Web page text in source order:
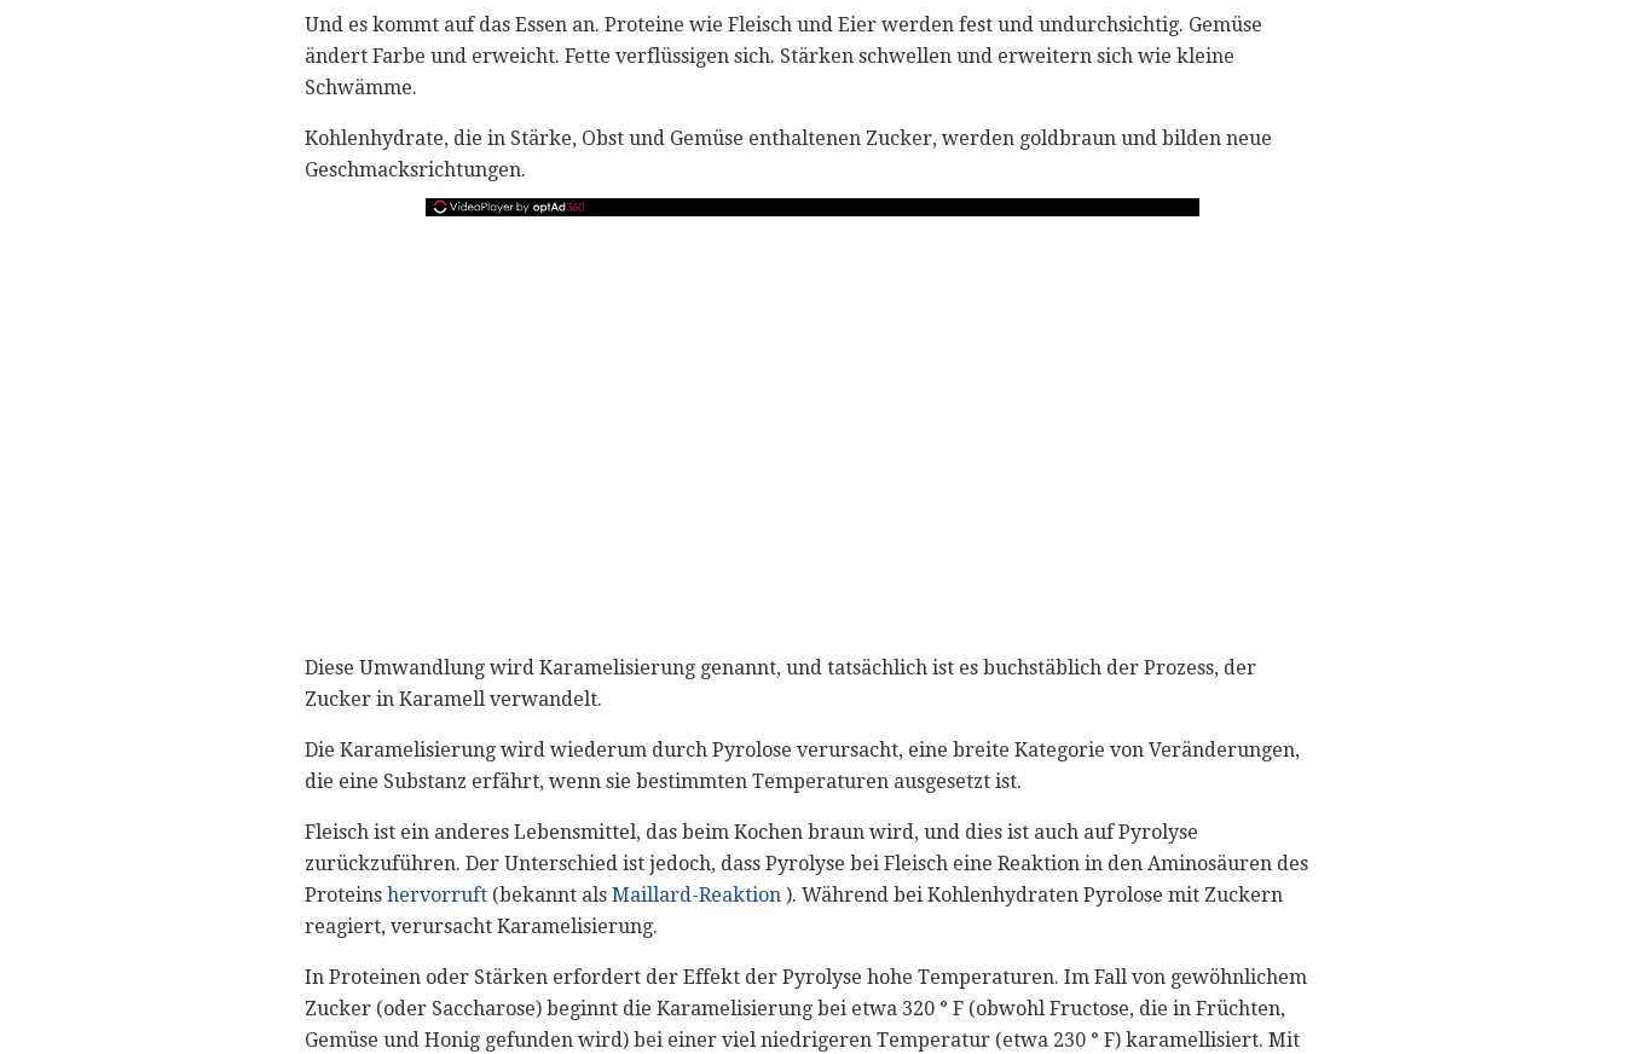
Und es kommt auf das Essen an. Proteine ​​wie Fleisch und Eier werden fest und undurchsichtig. Gemüse
ändert Farbe und erweicht. Fette verflüssigen sich. Stärken schwellen und erweitern sich wie kleine
Schwämme.
Kohlenhydrate, die in Stärke, Obst und Gemüse enthaltenen Zucker, werden goldbraun und bilden neue
Geschmacksrichtungen.
Diese Umwandlung wird Karamelisierung genannt, und tatsächlich ist es buchstäblich der Prozess, der
Zucker in Karamell verwandelt.
Die Karamelisierung wird wiederum durch Pyrolose verursacht, eine breite Kategorie von Veränderungen,
die eine Substanz erfährt, wenn sie bestimmten Temperaturen ausgesetzt ist.
Fleisch ist ein anderes Lebensmittel, das beim Kochen braun wird, und dies ist auch auf Pyrolyse
zurückzuführen. Der Unterschied ist jedoch, dass Pyrolyse bei Fleisch eine Reaktion in den Aminosäuren des
Proteins hervorruft (bekannt als Maillard-Reaktion ). Während bei Kohlenhydraten Pyrolose mit Zuckern
reagiert, verursacht Karamelisierung.
In Proteinen oder Stärken erfordert der Effekt der Pyrolyse hohe Temperaturen. Im Fall von gewöhnlichem
Zucker (oder Saccharose) beginnt die Karamelisierung bei etwa 320 ° F (obwohl Fructose, die in Früchten,
Gemüse und Honig gefunden wird) bei einer viel niedrigeren Temperatur (etwa 230 ° F) karamellisiert. Mit